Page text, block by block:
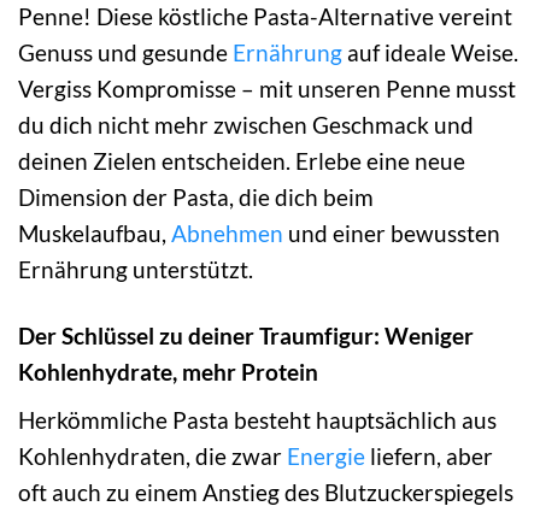
Penne! Diese köstliche Pasta-Alternative vereint
Genuss und gesunde Ernährung auf ideale Weise.
Vergiss Kompromisse – mit unseren Penne musst
du dich nicht mehr zwischen Geschmack und
deinen Zielen entscheiden. Erlebe eine neue
Dimension der Pasta, die dich beim
Muskelaufbau, Abnehmen und einer bewussten
Ernährung unterstützt.
Der Schlüssel zu deiner Traumfigur: Weniger
Kohlenhydrate, mehr Protein
Herkömmliche Pasta besteht hauptsächlich aus
Kohlenhydraten, die zwar Energie liefern, aber
oft auch zu einem Anstieg des Blutzuckerspiegels